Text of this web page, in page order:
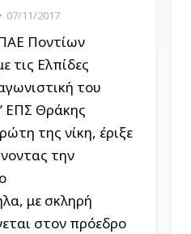
07/11/2017
Ποντίων
τις Ελπίδες
του
ΕΠΣ Θράκης
της νίκη, έριξε
την
με σκληρή
στον πρόεδρο